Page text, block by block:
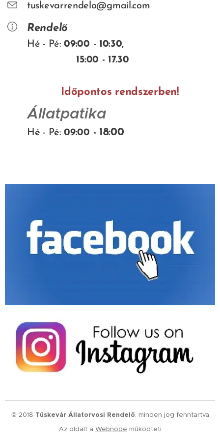
tuskevarrendelo@gmail.com
Rendelő
Hé - Pé:09:00 - 10:30,
15:00 - 17.30
Időpontos rendszerben!
Állatpatika
Hé - Pé:09:00 - 18:00
© 2018 Tüskevár Állatorvosi Rendelő, minden jog fenntartva
Az oldalt a Webnode működteti